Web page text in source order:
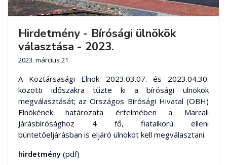
Hirdetmény - Bírósági ülnökök
választása - 2023.
2023. március 21.
A Köztársasági Elnök 2023.03.07. és 2023.04.30.
közötti időszakra tűzte ki a bírósági ülnökök
megválasztását; az Országos Bírósági Hivatal (OBH)
Elnökének határozata értelmében a Marcali
Járásbírósághoz 4 fő, fiatalkorú elleni
büntetőeljárásban is eljáró ülnököt kell megválasztani.
hirdetmény (pdf)